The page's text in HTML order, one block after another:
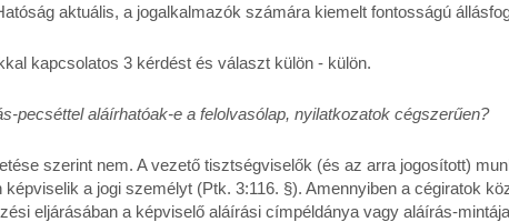
aktuális, a jogalkalmazók számára kiemelt fontosságú
kapcsolatos 3 kérdést és választ külön - külön.
pecséttel aláírhatóak-e a felolvasólap, nyilatkozatok cégszerűen?
szerint nem. A vezető tisztségviselők (és az arra jogosított)
képviselik a jogi személyt (Ptk. 3:116. §). Amennyiben a cégiratok
eljárásában a képviselő aláírási címpéldánya vagy aláírás-